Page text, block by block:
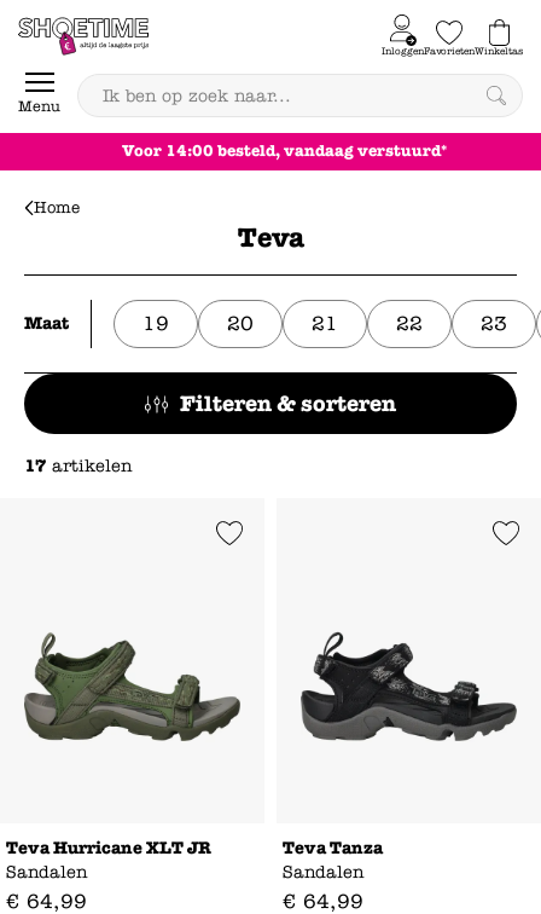
Skip to content
Menu
InloggenFavorietenWinkeltas
0
Voor 14:00 besteld, vandaag verstuurd*
Home
Teva
Maat 19 20 21 22 23
Filteren & sorteren
17 artikelen
Add to Wishlist
Teva Hurricane XLT JR
Sandalen
€ 64,99
Add to
Teva Tanza
Sandalen
€ 64,99